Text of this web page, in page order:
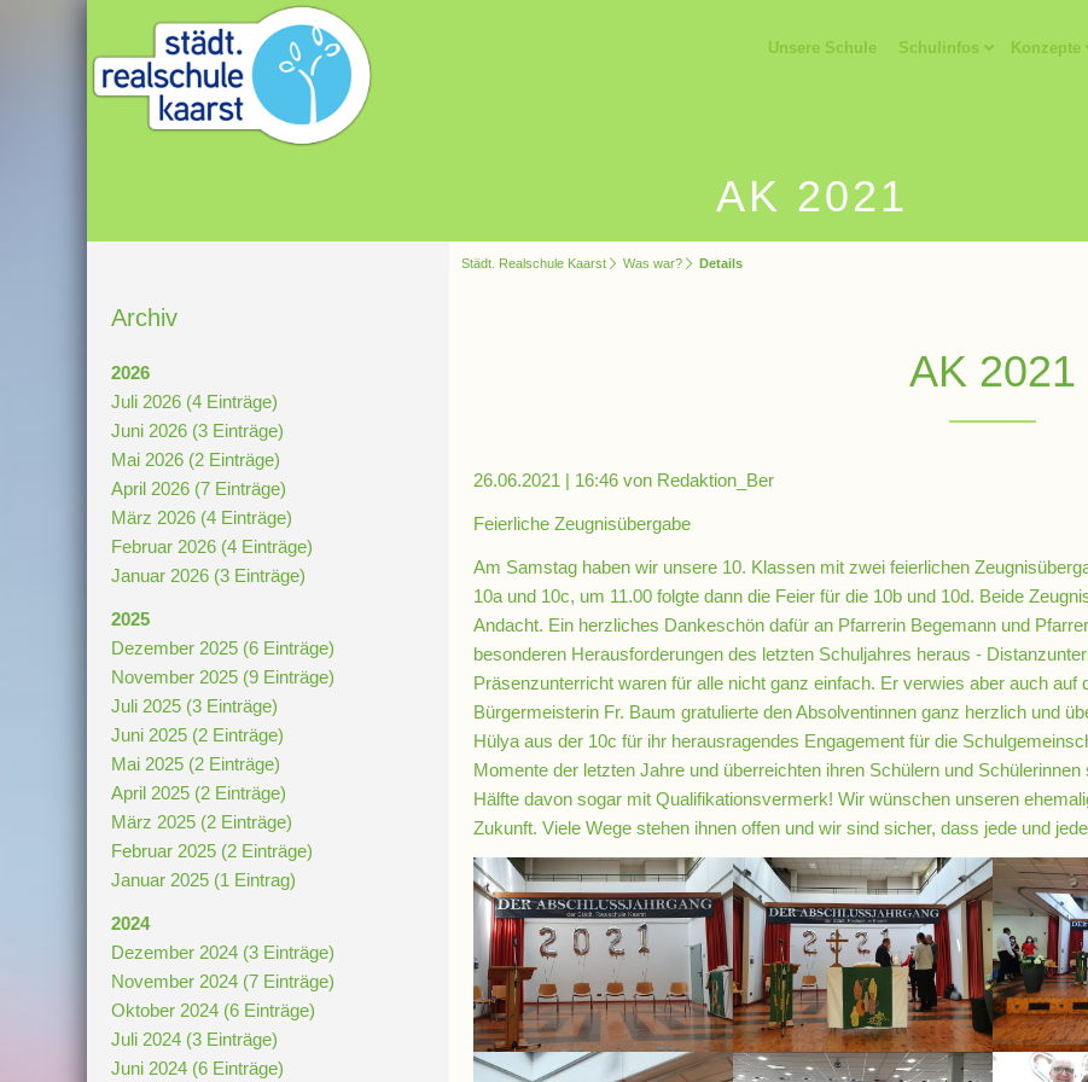
Unsere Schule Schulinfos Konzepte
AK 2021
Städt. Realschule Kaarst Was war? Details
AK 2021
26.06.2021 | 16:46 von Redaktion_Ber
Feierliche Zeugnisübergabe
Am Samstag haben wir unsere 10. Klassen mit zwei feierlichen
10a und 10c, um 11.00 folgte dann die Feier für die 10b und 10d. Beide
Andacht. Ein herzliches Dankeschön dafür an Pfarrerin Begemann und
besonderen Herausforderungen des letzten Schuljahres heraus -
Präsenzunterricht waren für alle nicht ganz einfach. Er verwies aber auch
Bürgermeisterin Fr. Baum gratulierte den Absolventinnen ganz herzlich und
Hülya aus der 10c für ihr herausragendes Engagement für die
Momente der letzten Jahre und überreichten ihren Schülern und
Hälfte davon sogar mit Qualifikationsvermerk! Wir wünschen unseren
Zukunft. Viele Wege stehen ihnen offen und wir sind sicher, dass jede und
Archiv
2026
Juli 2026 (4 Einträge)
Juni 2026 (3 Einträge)
Mai 2026 (2 Einträge)
April 2026 (7 Einträge)
März 2026 (4 Einträge)
Februar 2026 (4 Einträge)
Januar 2026 (3 Einträge)
2025
Dezember 2025 (6 Einträge)
November 2025 (9 Einträge)
Juli 2025 (3 Einträge)
Juni 2025 (2 Einträge)
Mai 2025 (2 Einträge)
April 2025 (2 Einträge)
März 2025 (2 Einträge)
Februar 2025 (2 Einträge)
Januar 2025 (1 Eintrag)
2024
Dezember 2024 (3 Einträge)
November 2024 (7 Einträge)
Oktober 2024 (6 Einträge)
Juli 2024 (3 Einträge)
Juni 2024 (6 Einträge)